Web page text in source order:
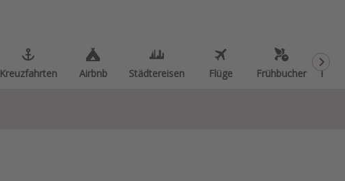
Kreuzfahrten Airbnb Städtereisen Flüge Frühbucher